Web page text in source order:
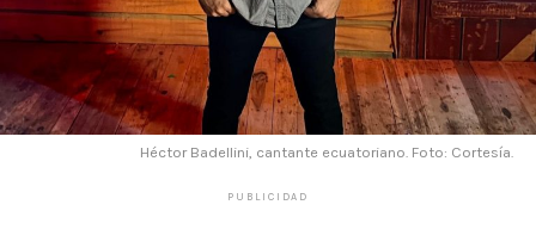
Héctor Badellini, cantante ecuatoriano. Foto: Cortesía.
PUBLICIDAD